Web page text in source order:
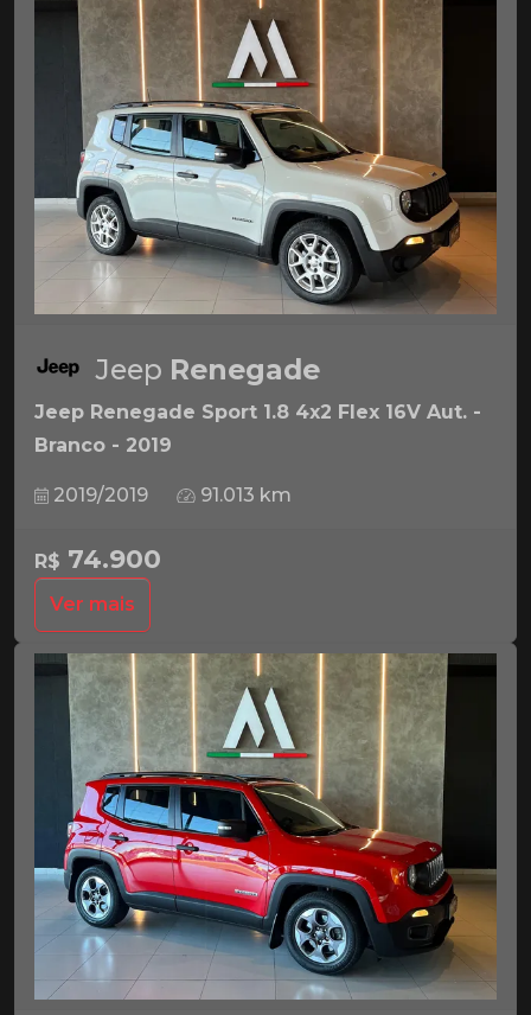
Jeep Renegade
Jeep Renegade Sport 1.8 4x2 Flex 16V Aut. -
Branco - 2019
2019/2019 91.013 km
R$ 74.900
Ver mais